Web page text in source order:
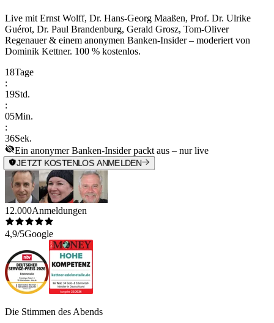
Live mit Ernst Wolff, Dr. Hans-Georg Maaßen, Prof. Dr. Ulrike
Guérot, Dr. Paul Brandenburg, Gerald Grosz, Tom-Oliver
Regenauer & einem anonymen Banken-Insider– moderiert von
Dominik Kettner. 100 % kostenlos.
18Tage
:
19Std.
:
05Min.
:
36Sek.
Ein anonymer Banken-Insider packt aus – nur live
JETZT KOSTENLOS ANMELDEN
12.000Anmeldungen
4,9/5Google
Die Stimmen des Abends